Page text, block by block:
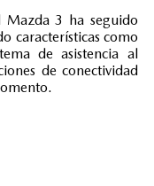
3 ha seguido
características como
de asistencia al
de conectividad